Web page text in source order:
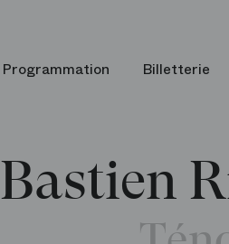
Programmation Billetterie
Bastien